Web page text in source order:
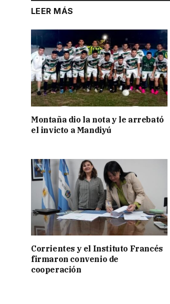
LEER MÁS
Montaña dio la nota y le arrebató
el invicto a Mandiyú
Corrientes y el Instituto Francés
firmaron convenio de
cooperación